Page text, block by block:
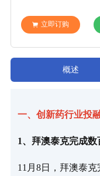
立即订购
概述
一、创新药行业投
1、拜澳泰克完成
11月8日，拜澳泰